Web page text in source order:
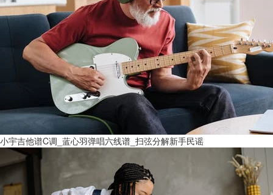
小宇吉他谱C调_蓝心羽弹唱六线谱_扫弦分解新手民谣